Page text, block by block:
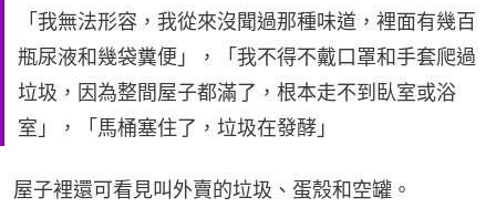
「我無法形容，我從來沒聞過那種味道，裡面有幾百
瓶尿液和幾袋糞便」，「我不得不戴口罩和手套爬過
垃圾，因為整間屋子都滿了，根本走不到臥室或浴
室」，「馬桶塞住了，垃圾在發酵」
屋子裡還可看見叫外賣的垃圾、蛋殼和空罐。